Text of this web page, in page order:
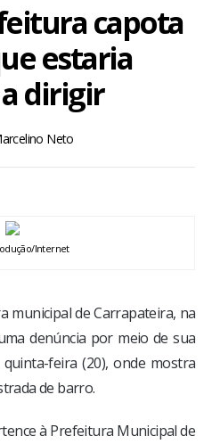
capota
estaria
dirigir
Neto
Internet
municipal de Carrapateira, na
denúncia por meio de sua
feira (20), onde mostra
de barro.
à Prefeitura Municipal de